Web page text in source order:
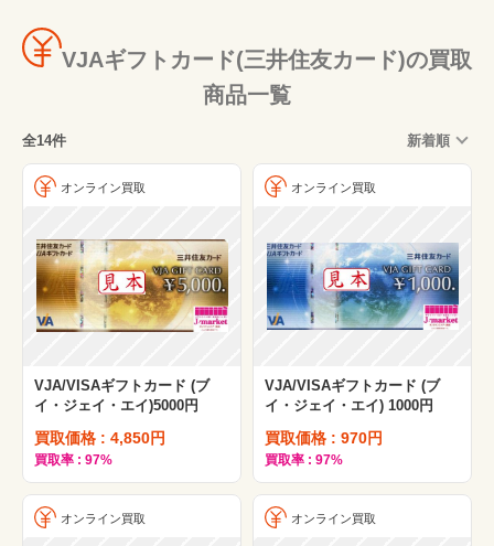
VJAギフトカード(三井住友カード)の買取
商品一覧
全14件 新着順
オンライン買取
VJA/VISAギフトカード (ブ
イ・ジェイ・エイ)5000円
買取価格 : 4,850円
買取率 : 97%
オンライン買取
VJA/VISAギフトカード (ブ
イ・ジェイ・エイ) 1000円
買取価格 : 970円
買取率 : 97%
オンライン買取 オンライン買取